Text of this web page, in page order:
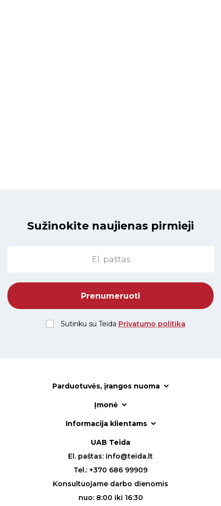
Sužinokite naujienas pirmieji
Sutinku su Teida Privatumo politika
Parduotuvės, įrangos nuoma
Įmonė
Informacija klientams
UAB Teida
El. paštas: info@teida.lt
Tel.: +370 686 99909
Konsultuojame darbo dienomis
nuo: 8:00 iki 16:30